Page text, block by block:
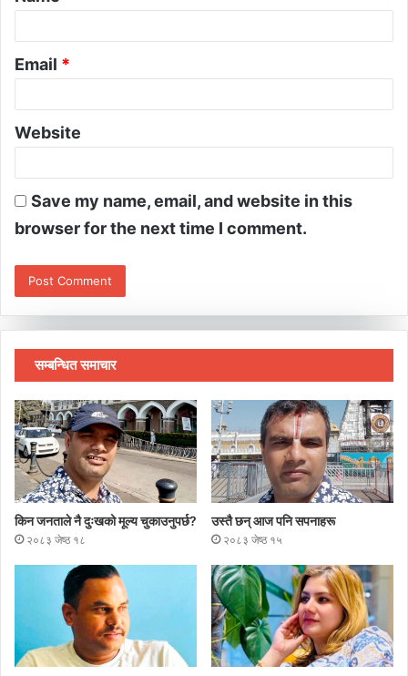
Email *
Website
Save my name, email, and website in this
browser for the next time I comment.
सम्बन्धित समाचार
किन जनताले नै दुःखको मूल्य चुकाउनुपर्छ?
२०८३ जेष्ठ १८
उस्तै छन् आज पनि सपनाहरू
२०८३ जेष्ठ १५